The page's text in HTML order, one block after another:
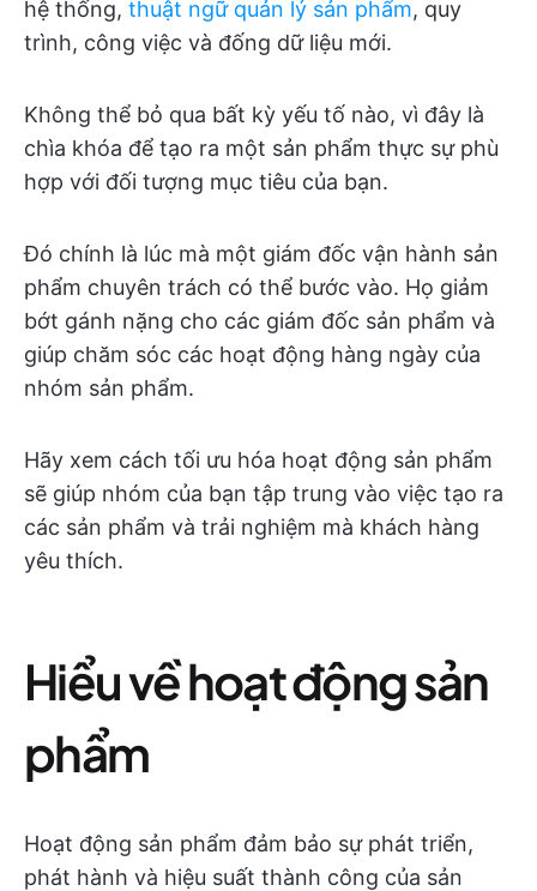
hệ thống, thuật ngữ quản lý sản phẩm, quy
trình, công việc và đống dữ liệu mới.
Không thể bỏ qua bất kỳ yếu tố nào, vì đây là
chìa khóa để tạo ra một sản phẩm thực sự phù
hợp với đối tượng mục tiêu của bạn.
Đó chính là lúc mà một giám đốc vận hành sản
phẩm chuyên trách có thể bước vào. Họ giảm
bớt gánh nặng cho các giám đốc sản phẩm và
giúp chăm sóc các hoạt động hàng ngày của
nhóm sản phẩm.
Hãy xem cách tối ưu hóa hoạt động sản phẩm
sẽ giúp nhóm của bạn tập trung vào việc tạo ra
các sản phẩm và trải nghiệm mà khách hàng
yêu thích.
Hiểu về hoạt động sản
phẩm
Hoạt động sản phẩm đảm bảo sự phát triển,
phát hành và hiệu suất thành công của sản